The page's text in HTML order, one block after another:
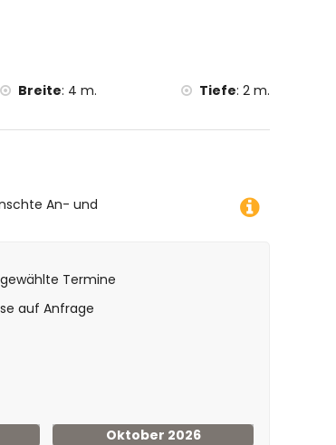
Breite: 4 m. Tiefe: 2 m.
An- und
Termine
auf Anfrage
Oktober 2026